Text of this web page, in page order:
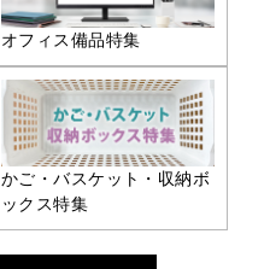
オフィス備品特集
かご・バスケット・収納ボ
ックス特集